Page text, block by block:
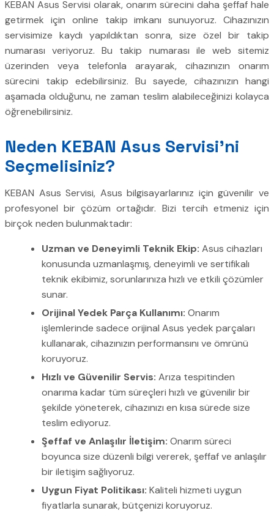
KEBAN Asus Servisi olarak, onarım sürecini daha şeffaf hale
getirmek için online takip imkanı sunuyoruz. Cihazınızın
servisimize kaydı yapıldıktan sonra, size özel bir takip
numarası veriyoruz. Bu takip numarası ile web sitemiz
üzerinden veya telefonla arayarak, cihazınızın onarım
sürecini takip edebilirsiniz. Bu sayede, cihazınızın hangi
aşamada olduğunu, ne zaman teslim alabileceğinizi kolayca
öğrenebilirsiniz.
Neden KEBAN Asus Servisi’ni
Seçmelisiniz?
KEBAN Asus Servisi, Asus bilgisayarlarınız için güvenilir ve
profesyonel bir çözüm ortağıdır. Bizi tercih etmeniz için
birçok neden bulunmaktadır:
Uzman ve Deneyimli Teknik Ekip: Asus cihazları
konusunda uzmanlaşmış, deneyimli ve sertifikalı
teknik ekibimiz, sorunlarınıza hızlı ve etkili çözümler
sunar.
Orijinal Yedek Parça Kullanımı: Onarım
işlemlerinde sadece orijinal Asus yedek parçaları
kullanarak, cihazınızın performansını ve ömrünü
koruyoruz.
Hızlı ve Güvenilir Servis: Arıza tespitinden
onarıma kadar tüm süreçleri hızlı ve güvenilir bir
şekilde yöneterek, cihazınızı en kısa sürede size
teslim ediyoruz.
Şeffaf ve Anlaşılır İletişim: Onarım süreci
boyunca size düzenli bilgi vererek, şeffaf ve anlaşılır
bir iletişim sağlıyoruz.
Uygun Fiyat Politikası: Kaliteli hizmeti uygun
fiyatlarla sunarak, bütçenizi koruyoruz.